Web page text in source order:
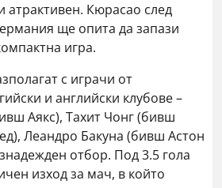
атрактивен. Кюрасао след
ще опита да запази
игра.
с играчи от
и английски клубове –
Аякс), Тахит Чонг (бивш
Леандро Бакуна (бивш Астон
отбор. Под 3.5 гола
изход за мач, в който